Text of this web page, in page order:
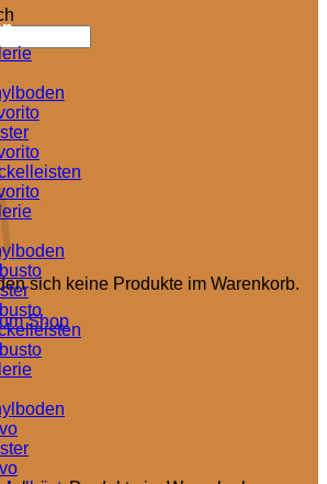
€
sich keine Produkte im Warenkorb.
Shop